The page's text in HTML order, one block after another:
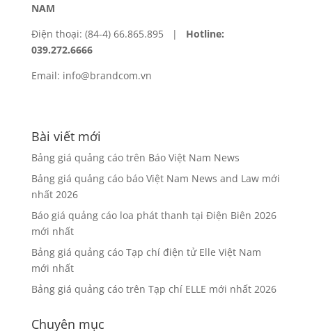
NAM
Điện thoại: (84-4) 66.865.895 | Hotline:
039.272.6666
Email: info@brandcom.vn
Bài viết mới
Bảng giá quảng cáo trên Báo Việt Nam News
Bảng giá quảng cáo báo Việt Nam News and Law mới
nhất 2026
Báo giá quảng cáo loa phát thanh tại Điện Biên 2026
mới nhất
Bảng giá quảng cáo Tạp chí điện tử Elle Việt Nam
mới nhất
Bảng giá quảng cáo trên Tạp chí ELLE mới nhất 2026
Chuyên mục